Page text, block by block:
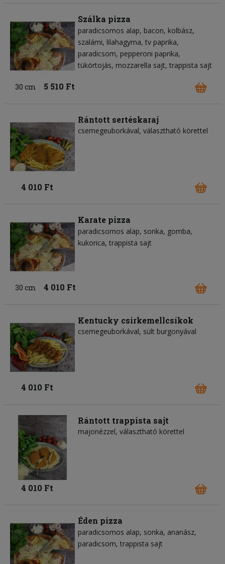
Szálka pizza
paradicsomos alap bacon kolbász
szalámi lilahagyma tv paprika
paradicsom pepperoni paprika
tükörtojás mozzarella sajt trappista sajt
30 cm 5 510 Ft
Rántott sertéskaraj
csemegeuborkával, választható körettel
4 010 Ft
Karate pizza
paradicsomos alap sonka gomba
kukorica trappista sajt
30 cm 4 010 Ft
Kentucky csirkemellcsíkok
csemegeuborkával, sült burgonyával
4 010 Ft
Rántott trappista sajt
majonézzel, választható körettel
4 010 Ft
Éden pizza
paradicsomos alap sonka ananász
paradicsom trappista sajt